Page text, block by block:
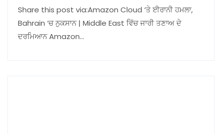
Share this post via:Amazon Cloud ‘ਤੇ ਈਰਾਨੀ ਹਮਲਾ,
Bahrain ‘ਚ ਨੁਕਸਾਨ | Middle East ਵਿੱਚ ਜਾਰੀ ਤਣਾਅ ਦੇ
ਦਰਮਿਆਨ Amazon…